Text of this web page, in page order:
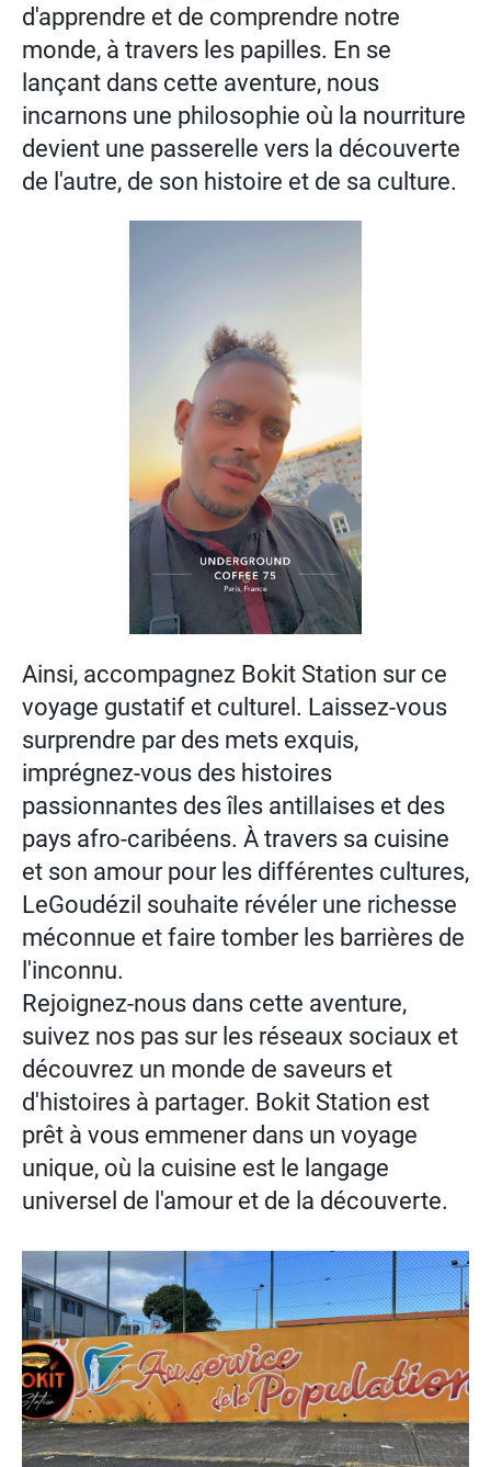
d'apprendre et de comprendre notre
monde, à travers les papilles. En se
lançant dans cette aventure, nous
incarnons une philosophie où la nourriture
devient une passerelle vers la découverte
de l'autre, de son histoire et de sa culture.
Ainsi, accompagnez Bokit Station sur ce
voyage gustatif et culturel. Laissez-vous
surprendre par des mets exquis,
imprégnez-vous des histoires
passionnantes des îles antillaises et des
pays afro-caribéens. À travers sa cuisine
et son amour pour les différentes cultures,
LeGoudézil souhaite révéler une richesse
méconnue et faire tomber les barrières de
l'inconnu.
Rejoignez-nous dans cette aventure,
suivez nos pas sur les réseaux sociaux et
découvrez un monde de saveurs et
d'histoires à partager. Bokit Station est
prêt à vous emmener dans un voyage
unique, où la cuisine est le langage
universel de l'amour et de la découverte.